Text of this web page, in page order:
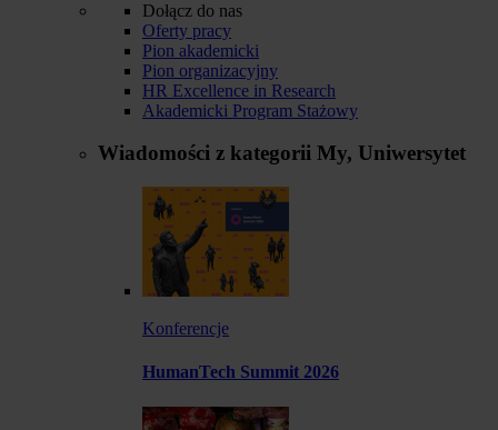
Dołącz do nas
Oferty pracy
Pion akademicki
Pion organizacyjny
HR Excellence in Research
Akademicki Program Stażowy
Wiadomości z kategorii My, Uniwersytet
Konferencje
HumanTech Summit 2026